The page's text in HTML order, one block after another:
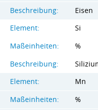
Beschreibung:
Eisen
Element:
Si
Maßeinheiten:
%
Beschreibung:
Element:
Mn
Maßeinheiten:
%